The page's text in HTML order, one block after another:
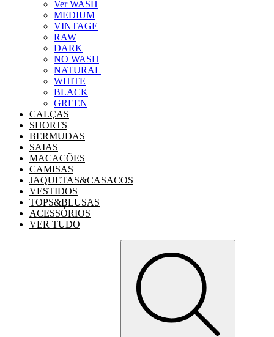
Ver WASH
MEDIUM
VINTAGE
RAW
DARK
NO WASH
NATURAL
WHITE
BLACK
GREEN
CALÇAS
SHORTS
BERMUDAS
SAIAS
MACACÕES
CAMISAS
JAQUETAS&CASACOS
VESTIDOS
TOPS&BLUSAS
ACESSÓRIOS
VER TUDO